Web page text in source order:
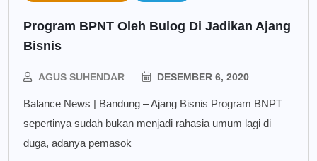
Program BPNT Oleh Bulog Di Jadikan Ajang
Bisnis
AGUS SUHENDAR DESEMBER 6, 2020
Balance News | Bandung – Ajang Bisnis Program BNPT
sepertinya sudah bukan menjadi rahasia umum lagi di
duga, adanya pemasok